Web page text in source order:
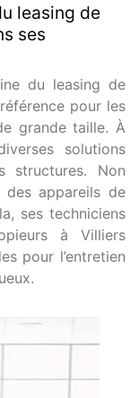
leasing de
ses
du leasing de
pour les
grande taille. À
solutions
structures. Non
appareils de
ses techniciens
à Villiers
pour l’entretien